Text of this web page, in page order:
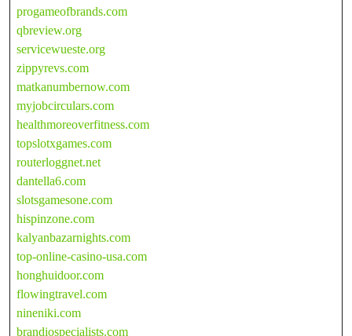
progameofbrands.com
qbreview.org
servicewueste.org
zippyrevs.com
matkanumbernow.com
myjobcirculars.com
healthmoreoverfitness.com
topslotxgames.com
routerloggnet.net
dantella6.com
slotsgamesone.com
hispinzone.com
kalyanbazarnights.com
top-online-casino-usa.com
honghuidoor.com
flowingtravel.com
nineniki.com
brandiospecialists.com